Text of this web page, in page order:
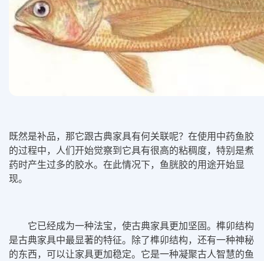
既然是补品，那它跟古典家具有何关联呢？在使用中药鱼胶
的过程中，人们开始觉察到它具有很高的粘稠度，特别是煮
药时产生过多的胶水。在此情况下，鱼胱胶的用途开始显
现。
它已经成为一种法宝，使古典家具更加坚固。榫卯结构
是古典家具中最显著的特征。除了榫卯结构，还有一种神秘
的东西，可以让家具更加稳定。它是一种凝聚古人智慧的鱼